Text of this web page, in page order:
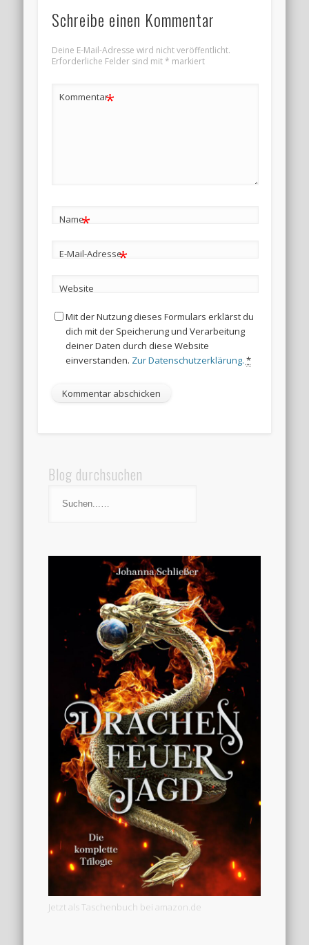
Schreibe einen Kommentar
Deine E-Mail-Adresse wird nicht veröffentlicht.
Erforderliche Felder sind mit* markiert
Kommentar*
Name*
E-Mail-Adresse*
Website
Mit der Nutzung dieses Formulars erklärst du
dich mit der Speicherung und Verarbeitung
deiner Daten durch diese Website
einverstanden. Zur Datenschutzerklärung. *
Blog durchsuchen
Jetzt als Taschenbuch bei amazon.de